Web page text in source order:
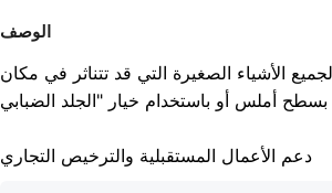
الوصف
الأشياء الصغيرة التي قد تتناثر في مكان
دعم الأعمال المستقبلية والترخيص التجاري